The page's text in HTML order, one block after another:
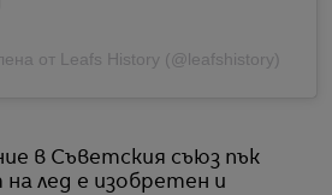
от Leafs History (@leafshistory)
в Съветския съюз пък
лед е изобретен и